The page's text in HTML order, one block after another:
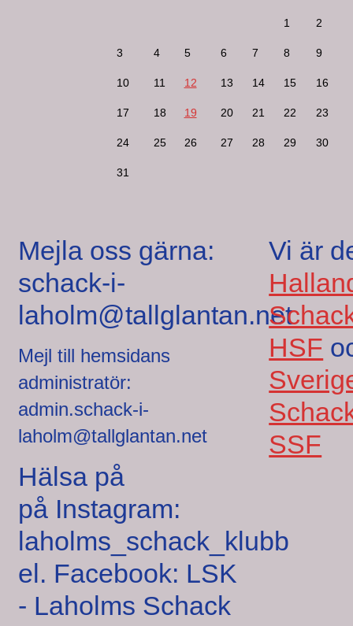
1 2
3 4 5 6 7 8 9
10 11 12 13 14 15 16
17 18 19 20 21 22 23
24 25 26 27 28 29 30
31
Mejla oss gärna:
schack-i-
laholm@tallglantan.net
Mejl till hemsidans
administratör:
admin.schack-i-
laholm@tallglantan.net
Hälsa på
på Instagram:
laholms_schack_klubb
el. Facebook: LSK
- Laholms Schack
Vi är
HSF
SSF